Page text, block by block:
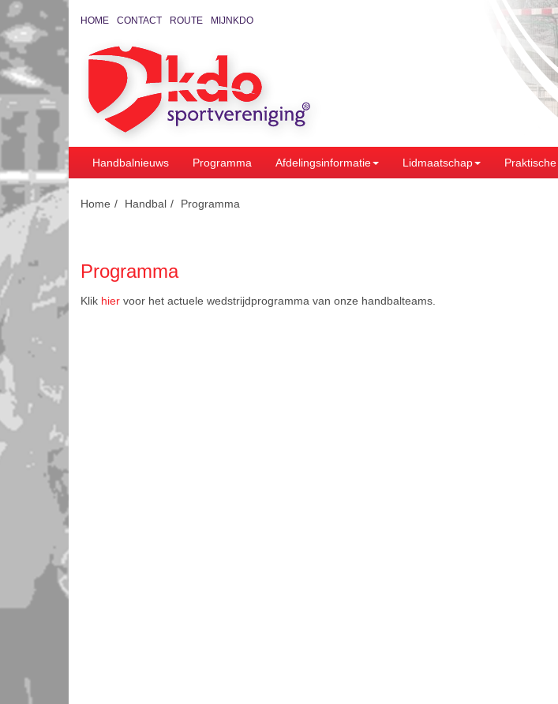
HOME CONTACT ROUTE MIJNKDO
Handbalnieuws Programma Afdelingsinformatie Lidmaatschap
Home Handbal Programma
Programma
Klik hier voor het actuele wedstrijdprogramma van onze handbalteams.